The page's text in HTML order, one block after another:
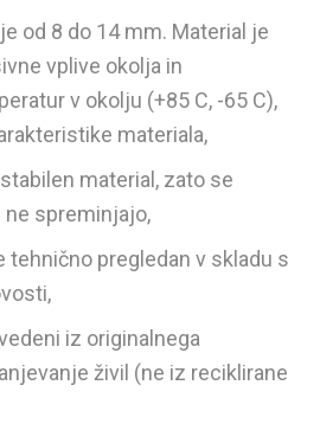
od 8 do 14 mm. Material je
vplive okolja in
v okolju (+85 C, -65 C),
materiala,
material, zato se
spreminjajo,
tehnično pregledan v skladu s
iz originalnega
živil (ne iz reciklirane